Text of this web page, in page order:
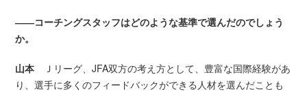
――コーチングスタッフはどのような基準で選んだのでしょう
か。
山本 Ｊリーグ、JFA双方の考え方として、豊富な国際経験があ
り、選手に多くのフィードバックができる人材を選んだことも